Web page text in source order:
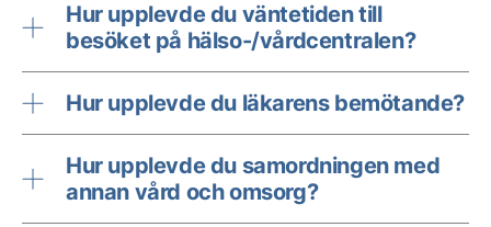
Hur upplevde du väntetiden till
besöket på hälso-/vårdcentralen?
Hur upplevde du läkarens bemötande?
Hur upplevde du samordningen med
annan vård och omsorg?